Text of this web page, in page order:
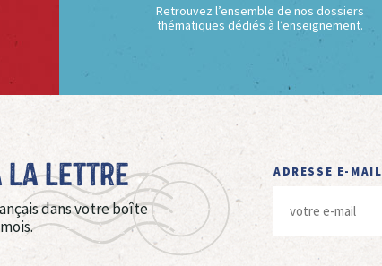
Retrouvez l’ensemble de nos dossiers
thématiques dédiés à l’enseignement.
La Lettre
dans votre boîte
ADRESSE E-MAIL